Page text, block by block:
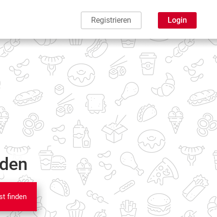
Registrieren Login
finden